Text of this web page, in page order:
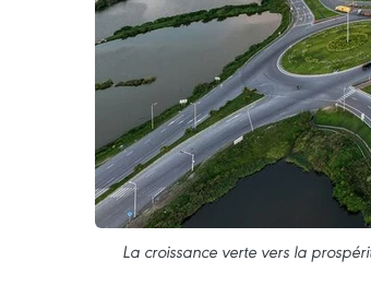
La croissance verte vers la